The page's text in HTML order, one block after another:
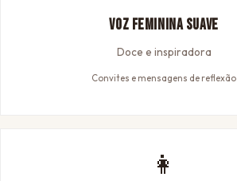
Voz Feminina Suave
Doce e inspiradora
Convites e mensagens de reflexão
👩